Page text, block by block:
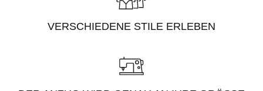
VERSCHIEDENE STILE ERLEBEN